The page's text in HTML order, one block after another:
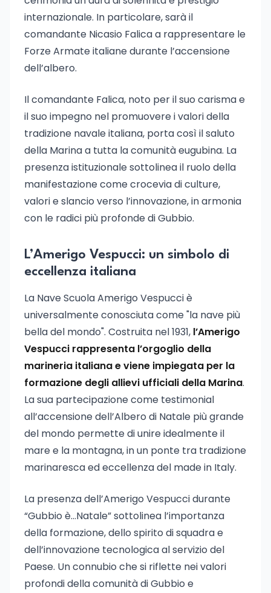
internazionale. In particolare, sarà il
comandante Nicasio Falica a rappresentare le
Forze Armate italiane durante l’accensione
dell’albero.
Il comandante Falica, noto per il suo carisma e
il suo impegno nel promuovere i valori della
tradizione navale italiana, porta così il saluto
della Marina a tutta la comunità eugubina. La
presenza istituzionale sottolinea il ruolo della
manifestazione come crocevia di culture,
valori e slancio verso l’innovazione, in armonia
con le radici più profonde di Gubbio.
L’Amerigo Vespucci: un simbolo di
eccellenza italiana
La Nave Scuola Amerigo Vespucci è
universalmente conosciuta come "la nave più
bella del mondo". Costruita nel 1931, l’Amerigo
Vespucci rappresenta l’orgoglio della
marineria italiana e viene impiegata per la
formazione degli allievi ufficiali della Marina.
La sua partecipazione come testimonial
all’accensione dell’Albero di Natale più grande
del mondo permette di unire idealmente il
mare e la montagna, in un ponte tra tradizione
marinaresca ed eccellenza del made in Italy.
La presenza dell’Amerigo Vespucci durante
“Gubbio è…Natale” sottolinea l’importanza
della formazione, dello spirito di squadra e
dell’innovazione tecnologica al servizio del
Paese. Un connubio che si riflette nei valori
profondi della comunità di Gubbio e